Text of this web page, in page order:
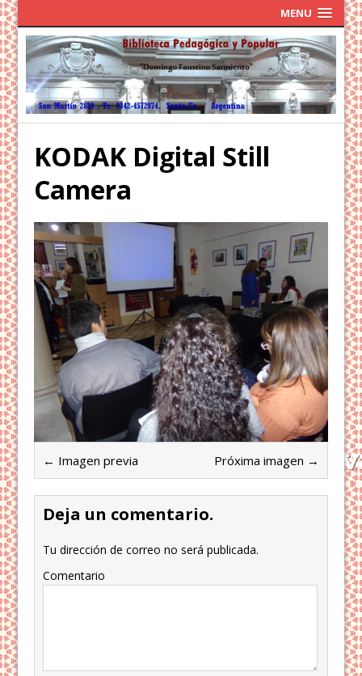
MENU
KODAK Digital Still
Camera
← Imagen previa Próxima imagen →
Deja un comentario.
Tu dirección de correo no será publicada.
Comentario